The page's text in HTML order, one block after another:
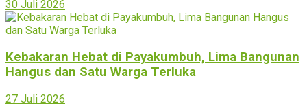
30 Juli 2026
Kebakaran Hebat di Payakumbuh, Lima Bangunan
Hangus dan Satu Warga Terluka
27 Juli 2026